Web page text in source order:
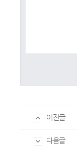
이전글
다음글